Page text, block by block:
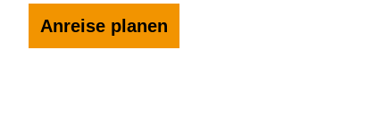
Anreise planen